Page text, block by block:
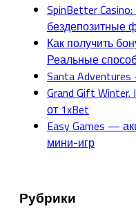
SpinBetter
бездепозитные
Как получить
Реальные
Santa
Grand Gift
от 1xBet
Easy Games —
мини-игр
Рубрики